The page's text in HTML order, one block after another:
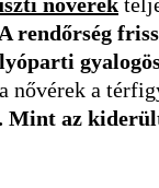
A rendőrség
nővérek a
Mint az